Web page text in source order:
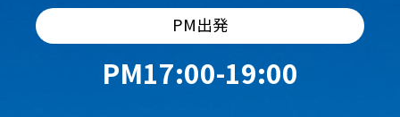
PM出発
PM17:00-19:00